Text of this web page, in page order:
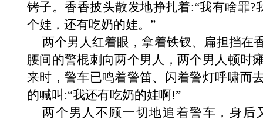
铐子。香香披头散发地挣扎着:“我有啥罪
个娃，还有吃奶的娃。”
两个男人红着眼，拿着铁钗、扁担挡在
腰间的警棍刺向两个男人，两个男人顿时
来时，警车已鸣着警笛、闪着警灯呼啸而
的喊叫:“我还有吃奶的娃啊!”
两个男人不顾一切地追着警车，身后